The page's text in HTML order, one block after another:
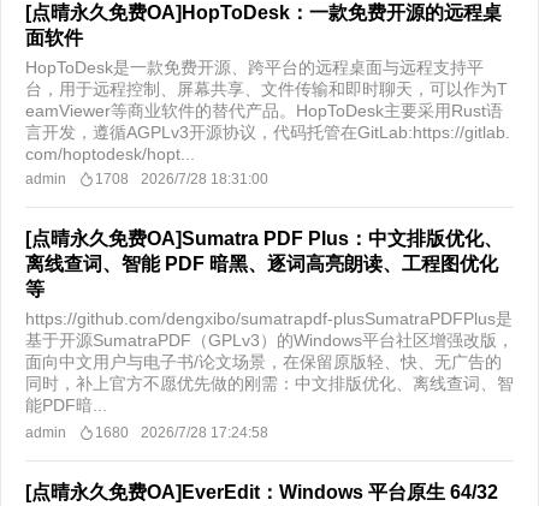
[点晴永久免费OA]HopToDesk：一款免费开源的远程桌
面软件
HopToDesk是一款免费开源、跨平台的远程桌面与远程支持平
台，用于远程控制、屏幕共享、文件传输和即时聊天，可以作为T
eamViewer等商业软件的替代产品。HopToDesk主要采用Rust语
言开发，遵循AGPLv3开源协议，代码托管在GitLab:https://gitlab.
com/hoptodesk/hopt...
admin 1708 2026/7/28 18:31:00
[点晴永久免费OA]Sumatra PDF Plus：中文排版优化、
离线查词、智能 PDF 暗黑、逐词高亮朗读、工程图优化
等
https://github.com/dengxibo/sumatrapdf-plus​SumatraPDFPlus是
基于开源SumatraPDF（GPLv3）的Windows平台社区增强改版，
面向中文用户与电子书/论文场景，在保留原版轻、快、无广告的
同时，补上官方不愿优先做的刚需：中文排版优化、离线查词、智
能PDF暗...
admin 1680 2026/7/28 17:24:58
[点晴永久免费OA]EverEdit：Windows 平台原生 64/32